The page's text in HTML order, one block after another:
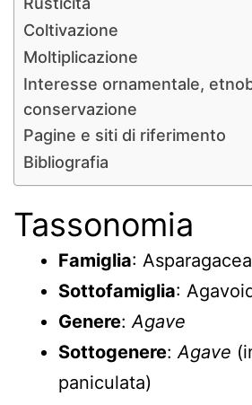
Coltivazione
Moltiplicazione
Interesse ornamentale,
conservazione
Pagine e siti di riferimento
Bibliografia
Tassonomia
Famiglia:
Sottofamiglia:
Genere: Agave
Sottogenere: Agave
paniculata)